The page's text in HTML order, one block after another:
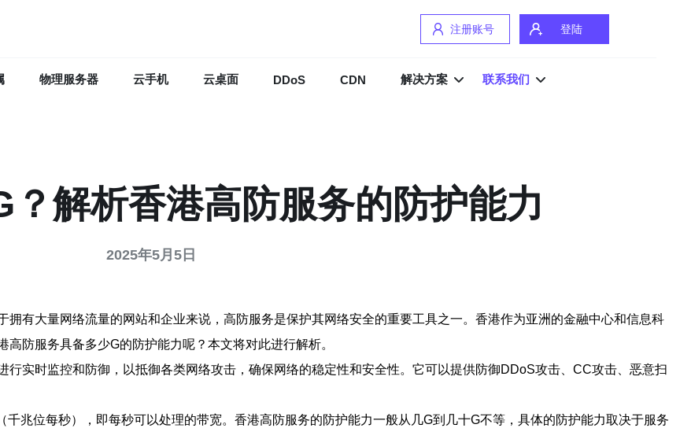
注册账号 登陆
物理服务器 云手机 云桌面 DDoS CDN 解决方案 联系我们
解析香港高防服务的防护能力
2025年5月5日
有大量网络流量的网站和企业来说，高防服务是保护其网络安全的重要工具之一。香港作为亚洲的金融中心和信息科
防服务具备多少G的防护能力呢？本文将对此进行解析。
实时监控和防御，以抵御各类网络攻击，确保网络的稳定性和安全性。它可以提供防御DDoS攻击、CC攻击、恶意扫
兆位每秒），即每秒可以处理的带宽。香港高防服务的防护能力一般从几G到几十G不等，具体的防护能力取决于服务